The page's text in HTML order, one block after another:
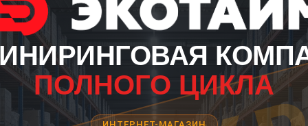
ПОЛНОГО ЦИКЛА
ИНТЕРНЕТ-МАГАЗИН